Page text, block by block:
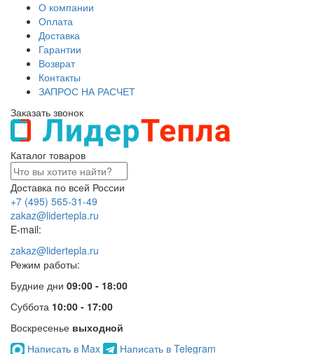
О компании
Оплата
Доставка
Гарантии
Возврат
Контакты
ЗАПРОС НА РАСЧЕТ
Заказать звонок
Каталог товаров
Доставка по всей России
+7 (495) 565-31-49
zakaz@lidertepla.ru
E-mail:
zakaz@lidertepla.ru
Режим работы:
Будние дни 09:00 - 18:00
Суббота 10:00 - 17:00
Воскресенье выходной
Написать в Max
Написать в Telegram